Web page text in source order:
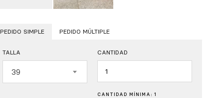
PEDIDO SIMPLE PEDIDO MÚLTIPLE
TALLA
39
CANTIDAD
CANTIDAD MÍNIMA: 1